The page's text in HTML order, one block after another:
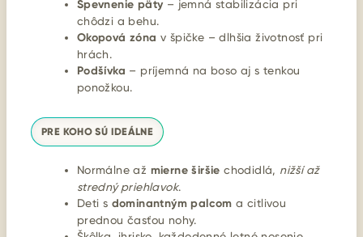
Spevnenie päty – jemná stabilizácia pri
chôdzi a behu.
Okopová zóna v špičke – dlhšia životnosť pri
hrách.
Podšívka – príjemná na boso aj s tenkou
ponožkou.
PRE KOHO SÚ IDEÁLNE
Normálne až mierne širšie chodidlá, nižší až
stredný priehlavok.
Deti s dominantným palcom a citlivou
prednou časťou nohy.